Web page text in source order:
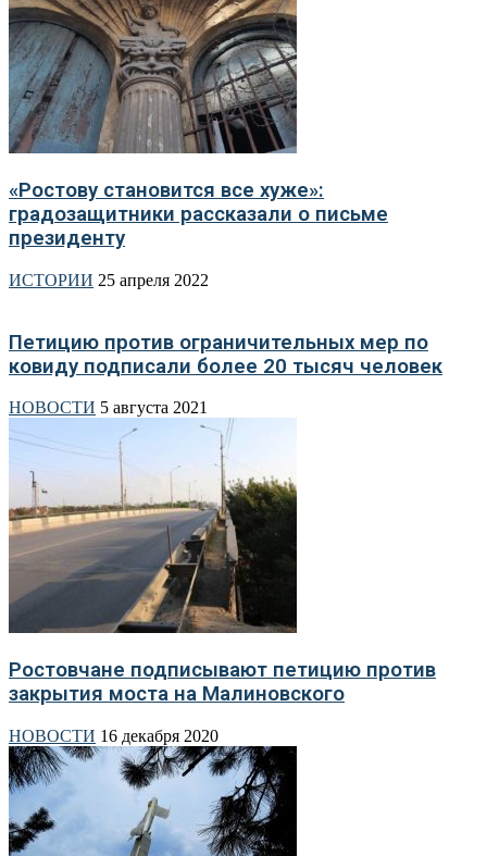
«Ростову становится все хуже»:
градозащитники рассказали о письме
президенту
ИСТОРИИ 25 апреля 2022
Петицию против ограничительных мер по
ковиду подписали более 20 тысяч человек
НОВОСТИ 5 августа 2021
Ростовчане подписывают петицию против
закрытия моста на Малиновского
НОВОСТИ 16 декабря 2020